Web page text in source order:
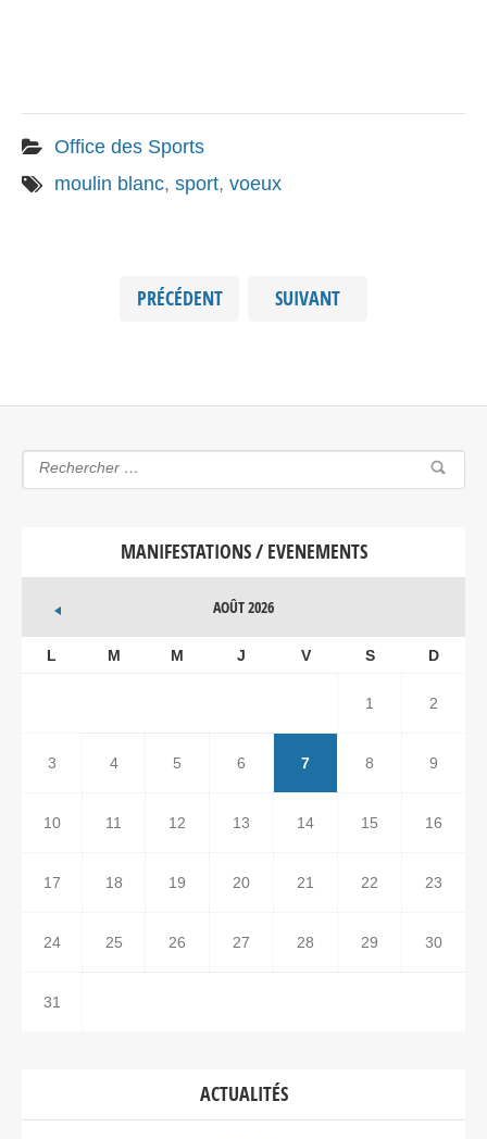
Office des Sports
moulin blanc, sport, voeux
PRÉCÉDENT SUIVANT
MANIFESTATIONS / EVENEMENTS
AOÛT 2026
L M M J V S D
1 2
3 4 5 6 7 8 9
10 11 12 13 14 15 16
17 18 19 20 21 22 23
24 25 26 27 28 29 30
31
ACTUALITÉS